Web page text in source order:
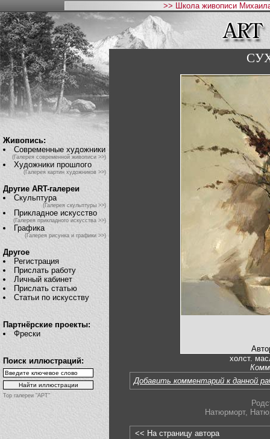
>> Школа живописи
Живопись:
Современные художники
(Галерея современной живописи >>)
Художники прошлого
(Галерея картин художников >>)
Другие ART-галереи
Скульптура
(Галерея скульптуры >>)
Прикладное искусство
(Галерея прикладного искусства >>)
Графика
(Галерея рисунка и графики >>)
Другое
Регистрация
Прислать работу
Личный кабинет
Прислать статью
Статьи по искусству
Партнёрские проекты:
Фрески
Поиск иллюстраций:
Top галереи "АРТ"
холст.
Добавить комментарий к данной
Натюрморт,
<< На страницу автора